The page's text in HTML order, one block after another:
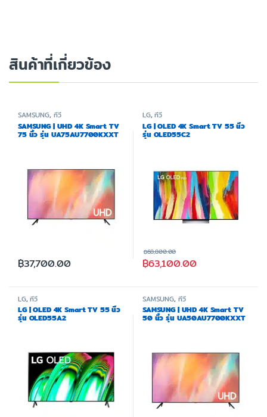
สินค้าที่เกี่ยวข้อง
SAMSUNG, ทีวี
SAMSUNG | UHD 4K Smart TV
75 นิ้ว รุ่น UA75AU7700KXXT
฿37,700.00
LG,ทีวี
LG | OLED 4K Smart TV 55 นิ้ว
รุ่น OLED55C2
฿63,100.00
฿68,800.00
LG,ทีวี
LG | OLED 4K Smart TV 55 นิ้ว
รุ่น OLED55A2
SAMSUNG, ทีวี
SAMSUNG | UHD 4K Smart TV
50 นิ้ว รุ่น UA50AU7700KXXT